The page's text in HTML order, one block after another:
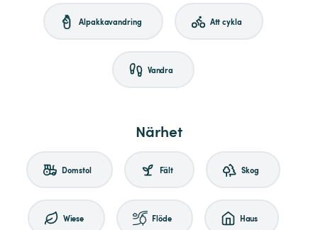
Alpakkavandring Att cykla
Vandra
Närhet
Domstol Fält Skog
Wiese Flöde Haus